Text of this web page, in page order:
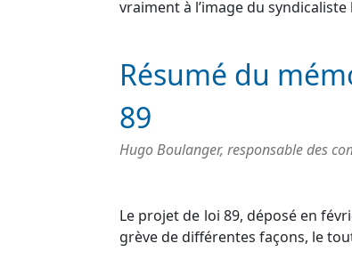
vraiment à l’image du
Résumé du
89
Hugo Boulanger, responsable des
Le projet de loi 89, déposé en
grève de différentes façons, le